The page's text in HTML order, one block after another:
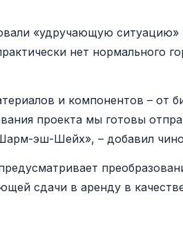
«удручающую ситуацию»
нет нормального
и компонентов – от
проекта мы готовы
эш-Шейх», – добавил
сдачи в аренду в